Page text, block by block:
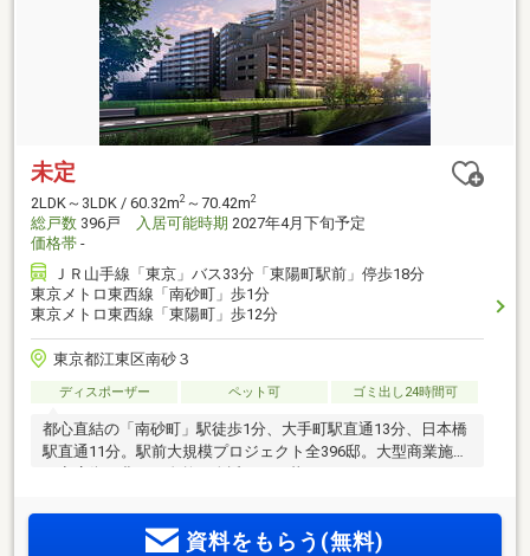
未定
2LDK～3LDK / 60.32m2 ～70.42m2
総戸数 396戸 入居可能時期 2027年4月下旬予定
価格帯 -
ＪＲ山手線「東京」バス33分「東陽町駅前」停歩18分
東京メトロ東西線「南砂町」歩1分
東京メトロ東西線「東陽町」歩12分
東京都江東区南砂３
ディスポーザー ペット可 ゴミ出し24時間可
都心直結の「南砂町」駅徒歩1分、大手町駅直通13分、日本橋
駅直通11分。駅前大規模プロジェクト全396邸。大型商業施設
心
資料をもらう(無料)